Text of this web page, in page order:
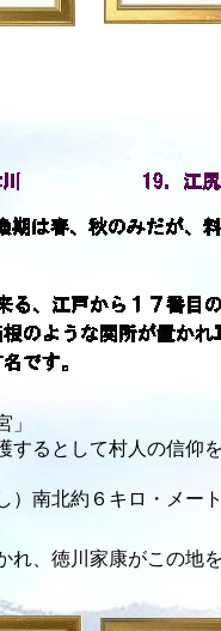
するとして村人の信仰
南北約６キロ・メー
、徳川家康がこの地